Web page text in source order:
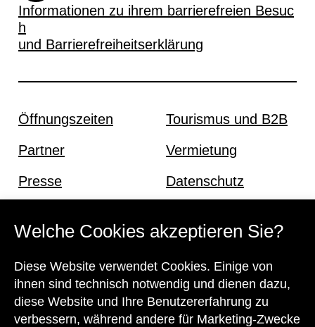
Welche Cookies akzeptieren Sie?
Diese Website verwendet Cookies. Einige von
ihnen sind technisch notwendig und dienen dazu,
diese Website und Ihre Benutzererfahrung zu
verbessern, während andere für Marketing-Zwecke
Informationen zu ihrem barrierefreien Besuc
h
und Barrierefreiheitserklärung
Öffnungszeiten
Partner
Presse
Tourismus und B2B
Vermietung
Datenschutz
Kontakt